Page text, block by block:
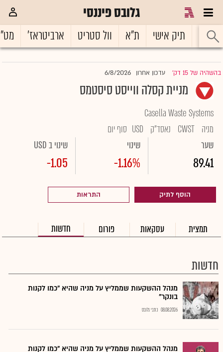
גלובס פיננסי
ראשי תיק אישי ת"א וול סטריט ארביטראז'
בהשהיה של 15 דק' |עדכון אחרון 6/8/2026
מניית קסלה ווייסט סיסטמס
Casella Waste Systems
מניה CWST נאסד"ק USD סוף יום
שער
89.41
שינוי
-1.16%
שינוי ב USD
-1.05
הוסף לתיק התראות
תמצית עסקאות פורום חדשות
חדשות
מנהל ההשקעות שממליץ על מניה שהיא "כמו לקנות
בונקר"
08.08.2026 כתבי גלובס
מנהל ההשקעות שממליץ על מניה שהיא "כמו לקנות